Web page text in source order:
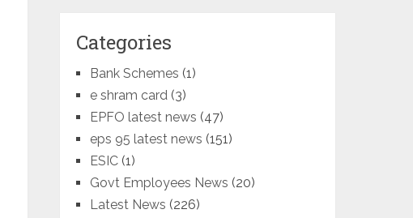
Categories
Bank Schemes (1)
e shram card (3)
EPFO latest news (47)
eps 95 latest news (151)
ESIC (1)
Govt Employees News (20)
Latest News (226)